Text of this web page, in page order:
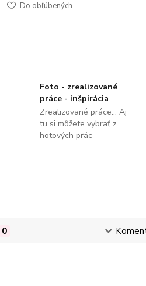
Do obľúbených
Foto - zrealizované
práce - inšpirácia
Zrealizované práce... Aj
tu si môžete vybrať z
hotových prác
0